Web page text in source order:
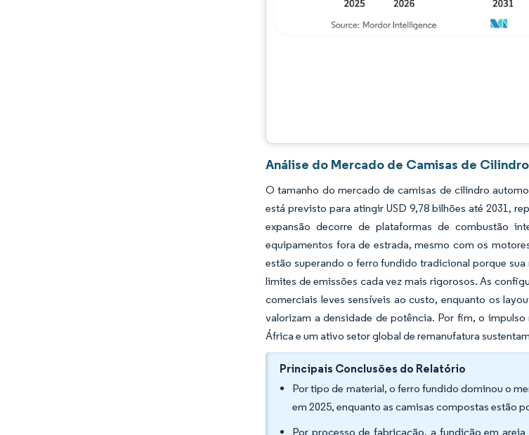
Análise do Mercado de Camisas de
O tamanho do mercado de camisas de cilindro
está previsto para atingir USD 9,78 bilhões até 2031,
expansão decorre de plataformas de combustão
equipamentos fora de estrada, mesmo com os
estão superando o ferro fundido tradicional porque
limites de emissões cada vez mais rigorosos. As
comerciais leves sensíveis ao custo, enquanto os
valorizam a densidade de potência. Por fim, o
África e um ativo setor global de remanufatura
Principais Conclusões do Relatório
Por tipo de material, o ferro fundido dominou o
em 2025, enquanto as camisas compostas estão
Por processo de fabricação, a fundição em